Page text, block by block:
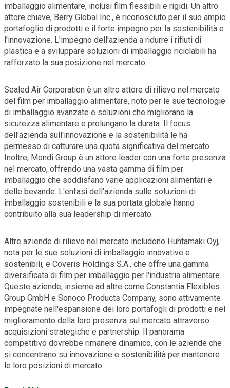
imballaggio alimentare, inclusi film flessibili e rigidi. Un altro
attore chiave, Berry Global Inc., è riconosciuto per il suo ampio
portafoglio di prodotti e il forte impegno per la sostenibilità e
l'innovazione. L'impegno dell'azienda a ridurre i rifiuti di
plastica e a sviluppare soluzioni di imballaggio riciclabili ha
rafforzato la sua posizione nel mercato.
Sealed Air Corporation è un altro attore di rilievo nel mercato
del film per imballaggio alimentare, noto per le sue tecnologie
di imballaggio avanzate e soluzioni che migliorano la
sicurezza alimentare e prolungano la durata. Il focus
dell'azienda sull'innovazione e la sostenibilità le ha
permesso di catturare una quota significativa del mercato.
Inoltre, Mondi Group è un attore leader con una forte presenza
nel mercato, offrendo una vasta gamma di film per
imballaggio che soddisfano varie applicazioni alimentari e
delle bevande. L'enfasi dell'azienda sulle soluzioni di
imballaggio sostenibili e la sua portata globale hanno
contribuito alla sua leadership di mercato.
Altre aziende di rilievo nel mercato includono Huhtamaki Oyj,
nota per le sue soluzioni di imballaggio innovative e
sostenibili, e Coveris Holdings S.A., che offre una gamma
diversificata di film per imballaggio per l'industria alimentare.
Queste aziende, insieme ad altre come Constantia Flexibles
Group GmbH e Sonoco Products Company, sono attivamente
impegnate nell'espansione dei loro portafogli di prodotti e nel
miglioramento della loro presenza sul mercato attraverso
acquisizioni strategiche e partnership. Il panorama
competitivo dovrebbe rimanere dinamico, con le aziende che
si concentrano su innovazione e sostenibilità per mantenere
le loro posizioni di mercato.